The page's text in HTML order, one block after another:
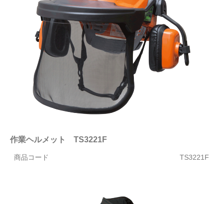
作業ヘルメット TS3221F
商品コード TS3221F